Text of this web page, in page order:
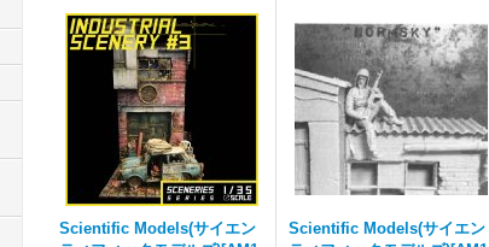
Scientific Models(サイエン
Scientific Models(サイエン